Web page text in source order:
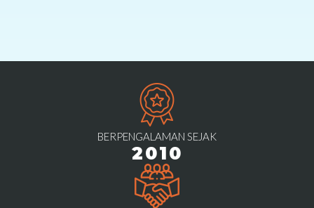
BERPENGALAMAN SEJAK
2010